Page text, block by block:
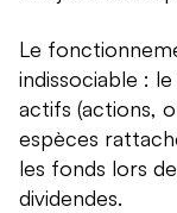
Le
indissociable :
actifs (actions,
espèces
les fonds lors
dividendes.